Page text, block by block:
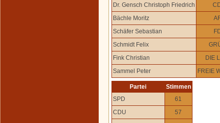
Dr. Gensch Christoph Friedrich
Bächle Moritz
Schäfer Sebastian
Schmidt Felix
Fink Christian
DIE
Sammel Peter
FREIE
Partei
Stimmen
SPD
61
CDU
57